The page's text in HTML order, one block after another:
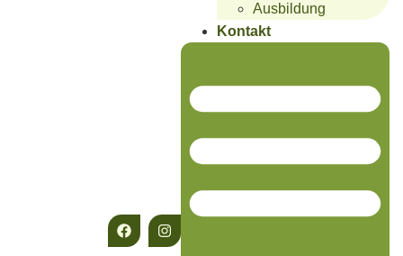
Ausbildung
Kontakt